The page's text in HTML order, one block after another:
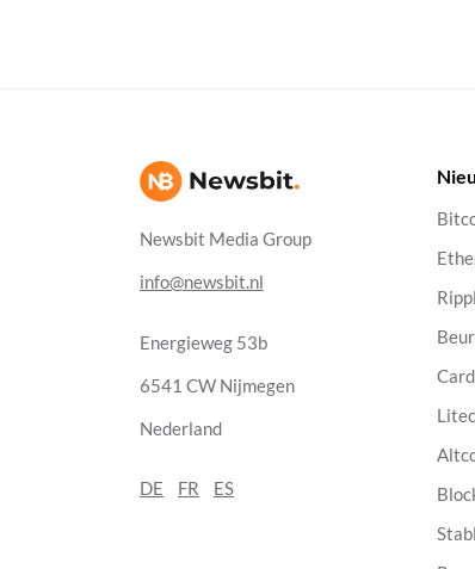
Newsbit Media Group
info@newsbit.nl
Energieweg 53b
6541 CW Nijmegen
Nederland
DE FR ES